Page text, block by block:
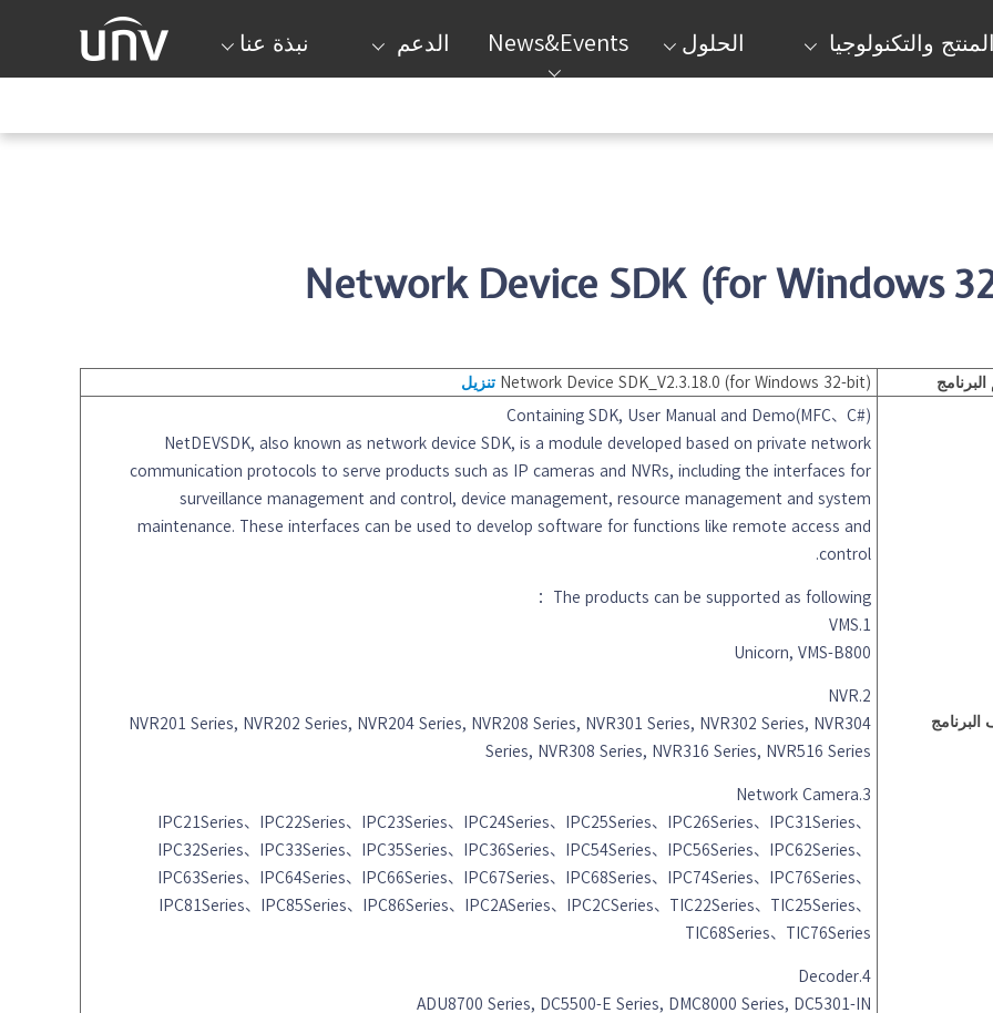
والتكنولوجيا الحلول News&Events الدعم نبذة عنا
Network Device SDK (for Windows
Network Device SDK_V2.3.18.0 (for Windows 32-bit) تنزيل
Containing SDK, User Manual and Demo(MFC、C#)
NetDEVSDK, also known as network device SDK, is a module developed based on private network
communication protocols to serve products such as IP cameras and NVRs, including the interfaces for
surveillance management and control, device management, resource management and system
maintenance. These interfaces can be used to develop software for functions like remote access and
control.
The products can be supported as following：
1.VMS
Unicorn, VMS-B800
2.NVR
NVR201 Series, NVR202 Series, NVR204 Series, NVR208 Series, NVR301 Series, NVR302 Series, NVR304
Series, NVR308 Series, NVR316 Series, NVR516 Series
3.Network Camera
IPC21Series、IPC22Series、IPC23Series、IPC24Series、IPC25Series、IPC26Series、IPC31Series、
IPC32Series、IPC33Series、IPC35Series、IPC36Series、IPC54Series、IPC56Series、IPC62Series、
IPC63Series、IPC64Series、IPC66Series、IPC67Series、IPC68Series、IPC74Series、IPC76Series、
IPC81Series、IPC85Series、IPC86Series、IPC2ASeries、IPC2CSeries、TIC22Series、TIC25Series、
TIC68Series、TIC76Series
4.Decoder
ADU8700 Series, DC5500-E Series, DMC8000 Series, DC5301-IN